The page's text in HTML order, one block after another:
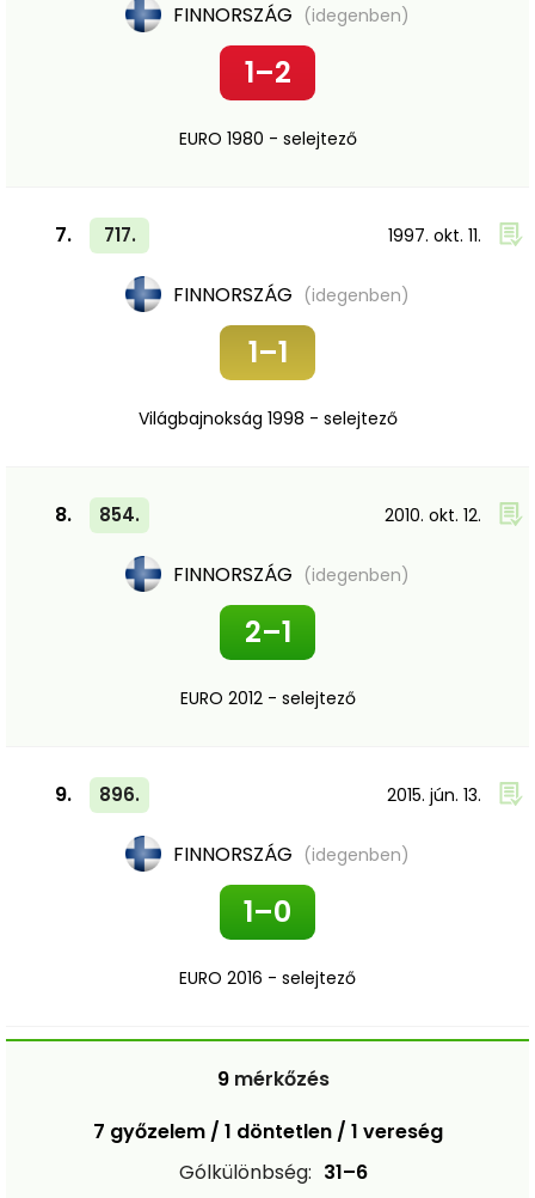
FINNORSZÁG (idegenben)
1–2
EURO 1980 - selejtező
7. 717. 1997. okt. 11.
FINNORSZÁG (idegenben)
1–1
Világbajnokság 1998 - selejtező
8. 854. 2010. okt. 12.
FINNORSZÁG (idegenben)
2–1
EURO 2012 - selejtező
9. 896. 2015. jún. 13.
FINNORSZÁG (idegenben)
1–0
EURO 2016 - selejtező
9 mérkőzés
7 győzelem / 1 döntetlen / 1 vereség
Gólkülönbség: 31–6